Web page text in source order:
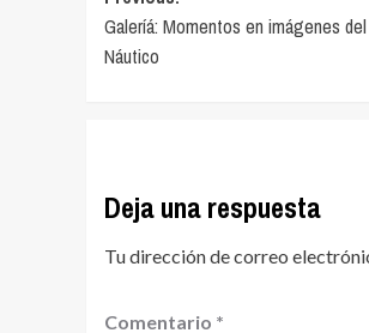
de
entradas
Galeríá: Momentos en imágenes
Náutico
Deja una respuesta
Tu dirección de correo
Comentario *